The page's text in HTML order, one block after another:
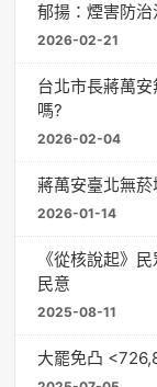
郁揚：煙害防
2026-02-21
台北市長蔣萬
嗎?
2026-02-04
蔣萬安臺北無
2026-01-14
《從核說起》
民意
2025-08-11
大罷免凸